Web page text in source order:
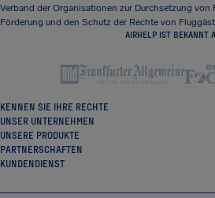
Verband der Organisationen zur Durchsetzung
Förderung und den Schutz der Rechte von
AIRHELP IST BEKANNT
KENNEN SIE IHRE RECHTE
UNSER UNTERNEHMEN
UNSERE PRODUKTE
PARTNERSCHAFTEN
KUNDENDIENST